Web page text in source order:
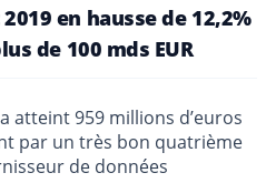
en hausse de 12,2%
de 100 mds EUR
atteint 959 millions d’euros
par un très bon quatrième
de données